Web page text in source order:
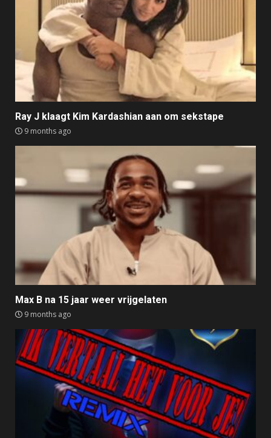
Ray J klaagt Kim Kardashian aan om sekstape
9 months ago
Max B na 15 jaar weer vrijgelaten
9 months ago